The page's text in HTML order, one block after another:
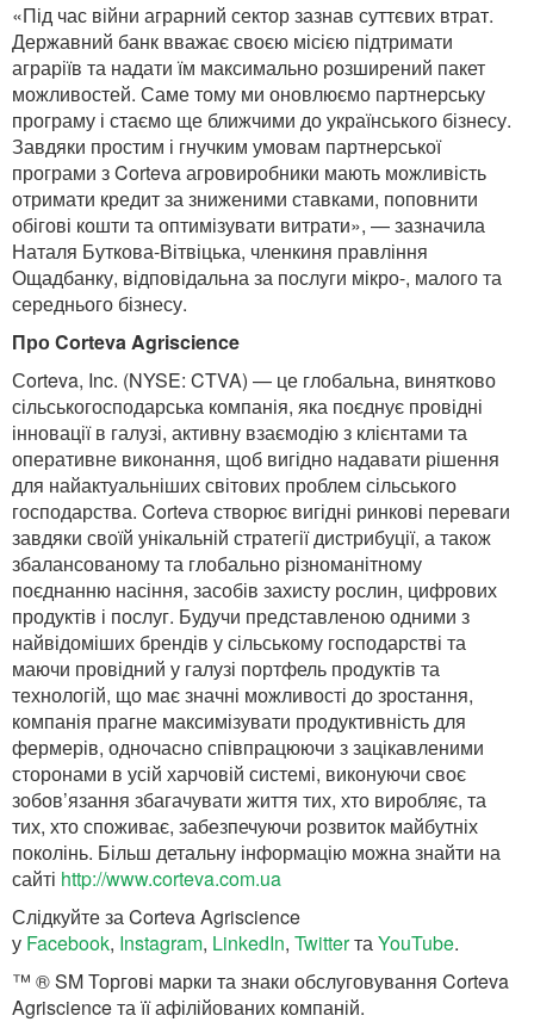
«Під час війни аграрний сектор зазнав суттєвих втрат.
Державний банк вважає своєю місією підтримати
аграріїв та надати їм максимально розширений пакет
можливостей. Саме тому ми оновлюємо партнерську
програму і стаємо ще ближчими до українського бізнесу.
Завдяки простим і гнучким умовам партнерської
програми з Corteva агровиробники мають можливість
отримати кредит за зниженими ставками, поповнити
обігові кошти та оптимізувати витрати», — зазначила
Наталя Буткова-Вітвіцька, членкиня правління
Ощадбанку, відповідальна за послуги мікро-, малого та
середнього бізнесу.
Про Corteva Agriscience
Сorteva, Inc. (NYSE: CTVA) — це глобальна, винятково
сільськогосподарська компанія, яка поєднує провідні
інновації в галузі, активну взаємодію з клієнтами та
оперативне виконання, щоб вигідно надавати рішення
для найактуальніших світових проблем сільського
господарства. Corteva створює вигідні ринкові переваги
завдяки своїй унікальній стратегії дистрибуції, а також
збалансованому та глобально різноманітному
поєднанню насіння, засобів захисту рослин, цифрових
продуктів і послуг. Будучи представленою одними з
найвідоміших брендів у сільському господарстві та
маючи провідний у галузі портфель продуктів та
технологій, що має значні можливості до зростання,
компанія прагне максимізувати продуктивність для
фермерів, одночасно співпрацюючи з зацікавленими
сторонами в усій харчовій системі, виконуючи своє
зобов’язання збагачувати життя тих, хто виробляє, та
тих, хто споживає, забезпечуючи розвиток майбутніх
поколінь. Більш детальну інформацію можна знайти на
сайті http://www.corteva.com.ua
Слідкуйте за Corteva Agriscience
у Facebook, Instagram, LinkedIn, TwitterтаYouTube.
™ ® SM Торгові марки та знаки обслуговування Corteva
Agriscience та її афілійованих компаній.